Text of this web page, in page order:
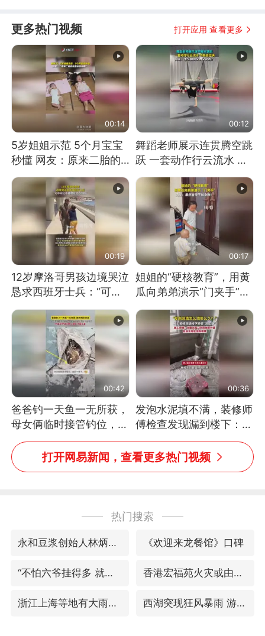
更多热门视频 打开应用 查看更多
00:14
5岁姐姐示范 5个月宝宝
秒懂 网友：原来二胎的
快乐长这样
00:12
舞蹈老师展示连贯腾空跳
跃 一套动作行云流水 节
奏感拉满 网友：怎么做
到又舞又武的？
00:19
12岁摩洛哥男孩边境哭泣
恳求西班牙士兵：“可不
可以不要把我遣返回国”
00:17
姐姐的“硬核教育”，用黄
瓜向弟弟演示“门夹手”，
网友：果然言传不如身
教！
00:42
爸爸钓一天鱼一无所获，
母女俩临时接管钓位，用
玩具鱼竿钓上大鱼
00:36
发泡水泥填不满，装修师
傅检查发现漏到楼下：出
风口未延伸到外墙
打开网易新闻，查看更多热门视频
热门搜索
永和豆浆创始人林炳生去世 《欢迎来龙餐馆》口碑
“不怕六爷挂得多 就怕六爷挂一颗” 香港宏福苑火灾或由烟头引起
浙江上海等地有大雨或暴雨 西湖突现狂风暴雨 游客瞬间被浇透